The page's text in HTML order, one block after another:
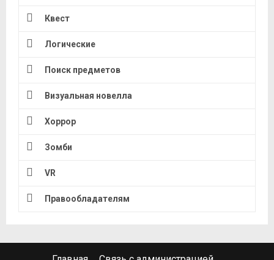
Квест
Логические
Поиск предметов
Визуальная новелла
Хоррор
Зомби
VR
Правообладателям